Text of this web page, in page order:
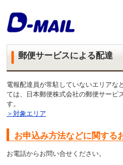
郵便サービスによる配達
電報配達員が常駐していないエリアな
ては、日本郵便株式会社の郵便サービ
す。
＞対象エリア
お申込み方法などに関する
お電話からお問い合せください。